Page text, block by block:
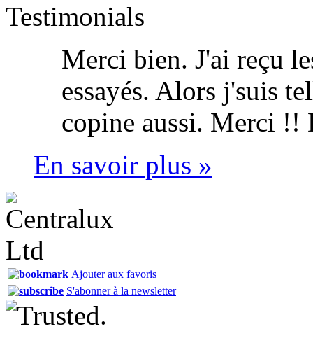
Testimonials
Merci bien. J'ai reçu
essayés. Alors j'suis
copine aussi. Merci !!
En savoir plus »
Ajouter aux favoris
S'abonner à la newsletter